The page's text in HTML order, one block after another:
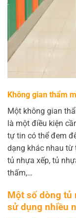
Không gian thẩm
Một không gian
là một điều kiện
tự tin có thể đem
dạng khác nhau từ
tủ nhựa xếp, tủ
thấm,…
Một số dòng tủ
sử dụng nhiều